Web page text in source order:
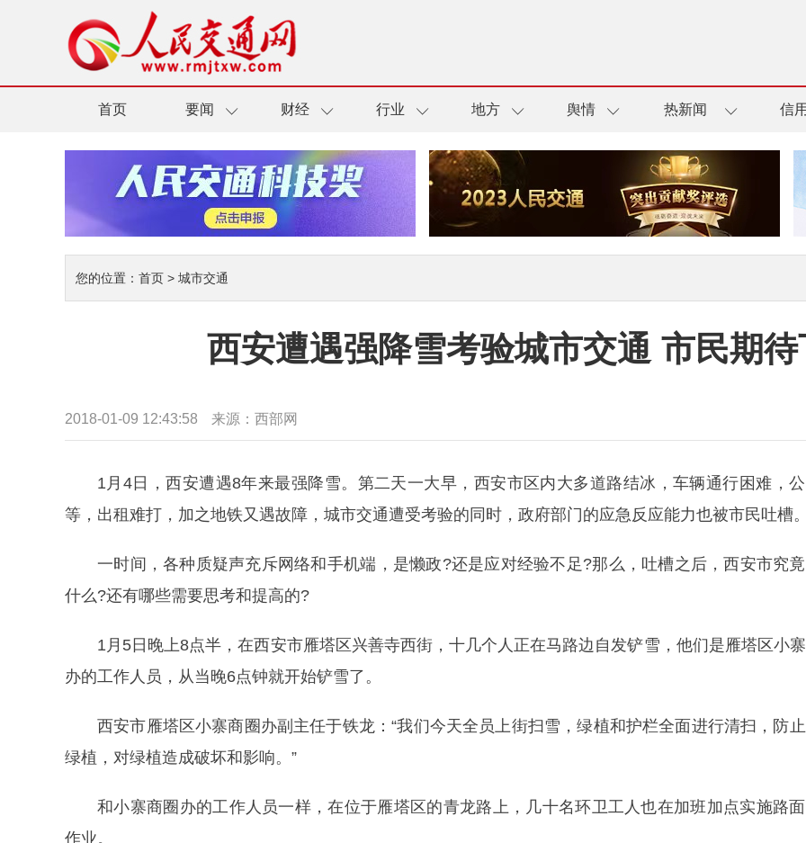
首页 要闻 财经 行业 地方 舆情 热新闻 信
您的位置： 首页 > 城市交通
西安遭遇强降雪考验城市交通 市民期
2018-01-09 12:43:58 来源：西部网
1月4日，西安遭遇8年来最强降雪。第二天一大早，西安市区内大多道路结冰，车辆通行困难，
等，出租难打，加之地铁又遇故障，城市交通遭受考验的同时，政府部门的应急反应能力也被市民吐槽
一时间，各种质疑声充斥网络和手机端，是懒政?还是应对经验不足?那么，吐槽之后，西安市究
什么?还有哪些需要思考和提高的?
1月5日晚上8点半，在西安市雁塔区兴善寺西街，十几个人正在马路边自发铲雪，他们是雁塔区小
办的工作人员，从当晚6点钟就开始铲雪了。
西安市雁塔区小寨商圈办副主任于铁龙：“我们今天全员上街扫雪，绿植和护栏全面进行清扫，防
绿植，对绿植造成破坏和影响。”
和小寨商圈办的工作人员一样，在位于雁塔区的青龙路上，几十名环卫工人也在加班加点实施路
作业。